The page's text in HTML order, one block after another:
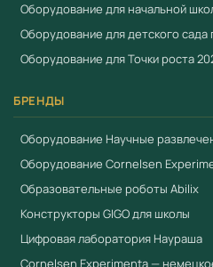
Оборудование для начальной
Оборудование для детского
Оборудование для Точки роста
БРЕНДЫ
Оборудование Научные
Оборудование Cornelsen
Образовательные роботы Abilix
Конструкторы GIGO для школы
Цифровая лаборатория Наураша